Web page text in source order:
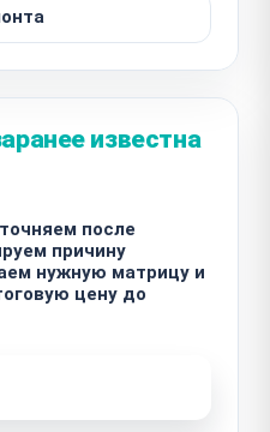
известна
после
причину
нужную матрицу и
цену до